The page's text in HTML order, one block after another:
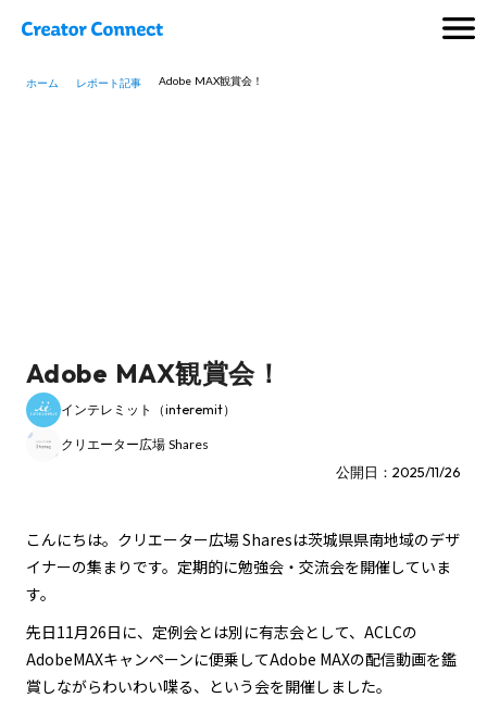
ホーム レポート記事 Adobe MAX観賞会！
Adobe MAX観賞会！
インテレミット（interemit）
クリエーター広場 Shares
公開日：2025/11/26
こんにちは。クリエーター広場 Sharesは茨城県県南地域のデザ
イナーの集まりです。定期的に勉強会・交流会を開催していま
す。
先日11月26日に、定例会とは別に有志会として、ACLCの
AdobeMAXキャンペーンに便乗してAdobe MAXの配信動画を鑑
賞しながらわいわい喋る、という会を開催しました。